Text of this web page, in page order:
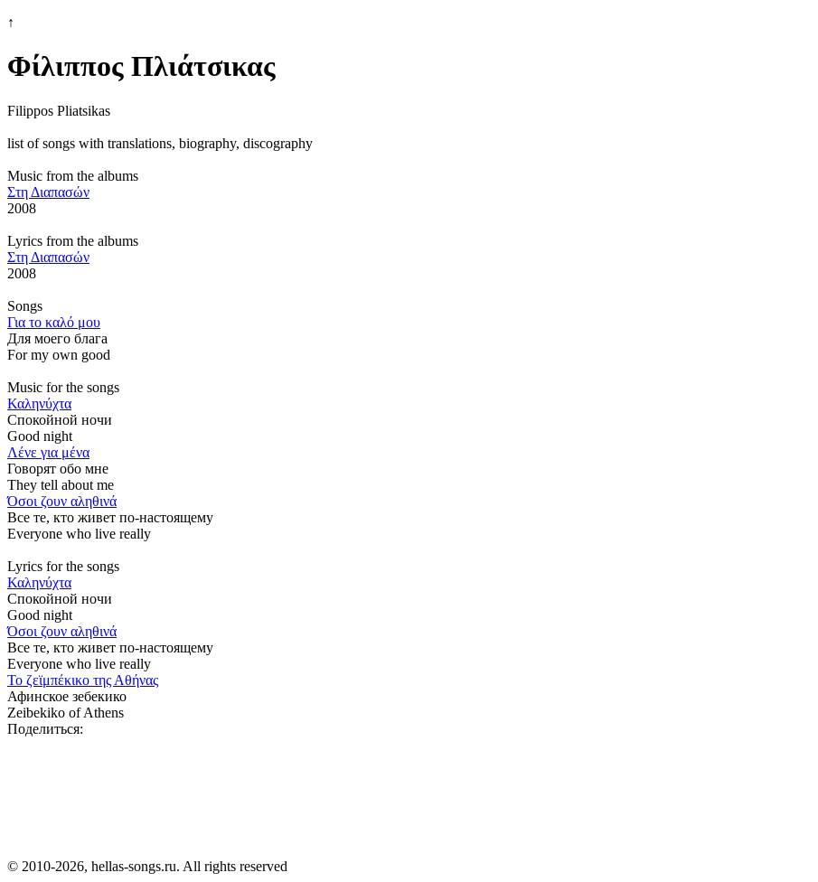
↑
Φίλιππος Πλιάτσικας
Filippos Pliatsikas
list of songs with translations, biography, discography
Music from the albums
Στη Διαπασών
2008
Lyrics from the albums
Στη Διαπασών
2008
Songs
Για το καλό μου
Для моего блага
For my own good
Music for the songs
Καληνύχτα
Спокойной ночи
Good night
Λένε για μένα
Говорят обо мне
They tell about me
Όσοι ζουν αληθινά
Все те, кто живет по-настоящему
Everyone who live really
Lyrics for the songs
Καληνύχτα
Спокойной ночи
Good night
Όσοι ζουν αληθινά
Все те, кто живет по-настоящему
Everyone who live really
Το ζεϊμπέκικο της Αθήνας
Афинское зебекико
Zeibekiko of Athens
Поделиться:
© 2010-2026, hellas-songs.ru. All rights reserved